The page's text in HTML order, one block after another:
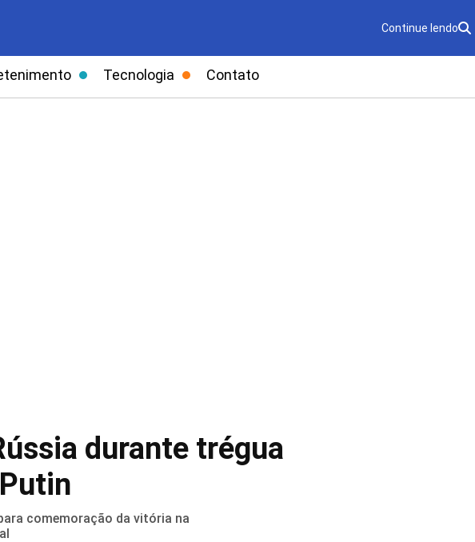
Continue lendo
Tecnologia Contato
durante trégua
comemoração da vitória na